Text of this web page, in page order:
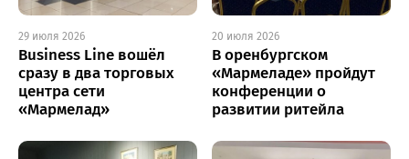
29 июля 2026
Business Line вошёл
сразу в два торговых
центра сети
«Мармелад»
20 июля 2026
В оренбургском
«Мармеладе» пройдут
конференции о
развитии ритейла